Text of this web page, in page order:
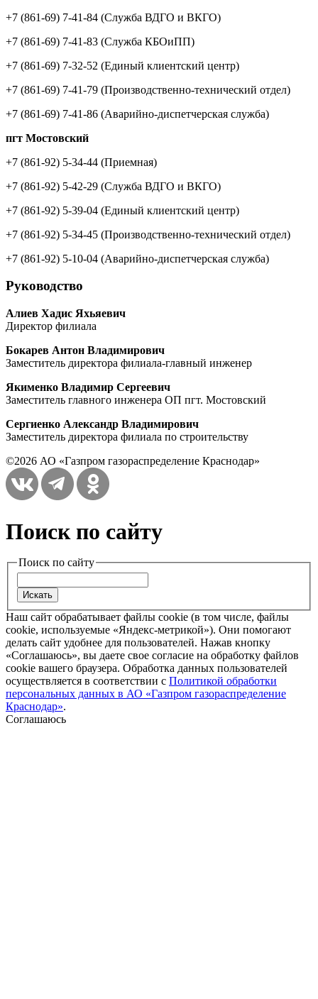
+7 (861-69) 7-41-84 (Служба ВДГО и ВКГО)
+7 (861-69) 7-41-83 (Служба КБОиПП)
+7 (861-69) 7-32-52 (Единый клиентский центр)
+7 (861-69) 7-41-79 (Производственно-технический отдел)
+7 (861-69) 7-41-86 (Аварийно-диспетчерская служба)
пгт Мостовский
+7 (861-92) 5-34-44 (Приемная)
+7 (861-92) 5-42-29 (Служба ВДГО и ВКГО)
+7 (861-92) 5-39-04 (Единый клиентский центр)
+7 (861-92) 5-34-45 (Производственно-технический отдел)
+7 (861-92) 5-10-04 (Аварийно-диспетчерская служба)
Руководство
Алиев Хадис Яхьяевич
Директор филиала
Бокарев Антон Владимирович
Заместитель директора филиала-главный инженер
Якименко Владимир Сергеевич
Заместитель главного инженера ОП пгт. Мостовский
Сергиенко Александр Владимирович
Заместитель директора филиала по строительству
©2026 АО «Газпром газораспределение Краснодар»
Поиск по сайту
Поиск по сайту
Наш сайт обрабатывает файлы cookie (в том числе, файлы
cookie, используемые «Яндекс-метрикой»). Они помогают
делать сайт удобнее для пользователей. Нажав кнопку
«Соглашаюсь», вы даете свое согласие на обработку файлов
cookie вашего браузера. Обработка данных пользователей
осуществляется в соответствии с Политикой обработки
персональных данных в АО «Газпром газораспределение
Краснодар».
Соглашаюсь